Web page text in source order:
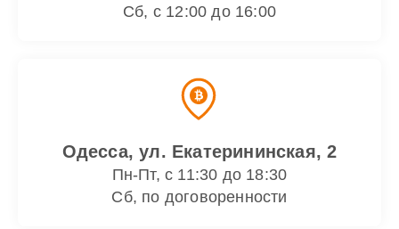
Сб, с 12:00 до 16:00
Одесса, ул. Екатерининская, 2
Пн-Пт, с 11:30 до 18:30
Сб, по договоренности